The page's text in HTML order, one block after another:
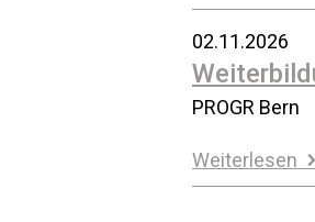
02.11.2026
PROGR Bern
Weiterlesen